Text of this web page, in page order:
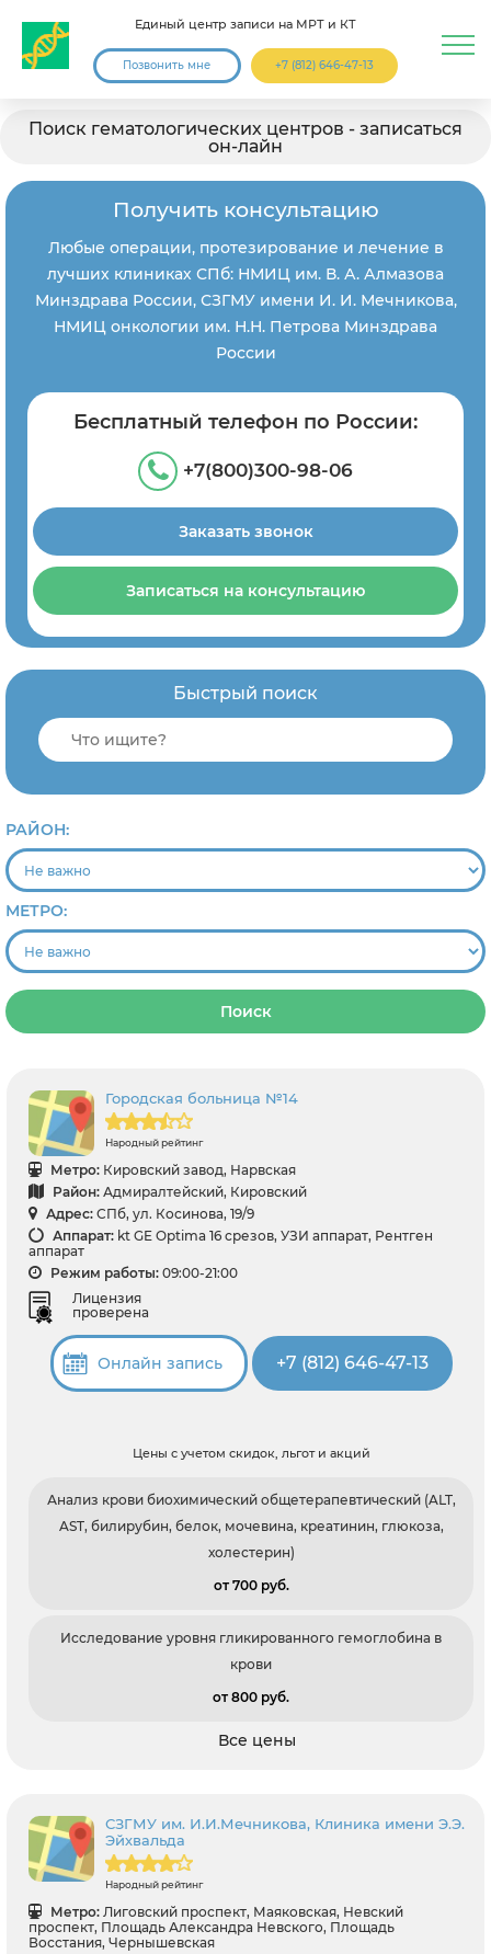
Единый центр записи на МРТ и КТ
Позвонить мне +7 (812) 646-47-13
Поиск гематологических центров - записаться
он-лайн
Получить консультацию
Любые операции, протезирование и лечение в
лучших клиниках СПб: НМИЦ им. В. А. Алмазова
Минздрава России, СЗГМУ имени И. И. Мечникова,
НМИЦ онкологии им. Н.Н. Петрова Минздрава
России
Бесплатный телефон по России:
+7(800)300-98-06
Заказать звонок
Записаться на консультацию
Быстрый поиск
РАЙОН:
МЕТРО:
Поиск
Городская больница №14
Народный рейтинг
Метро: Кировский завод, Нарвская
Район: Адмиралтейский, Кировский
Адрес: СПб, ул. Косинова, 19/9
Аппарат: kt GE Optima 16 срезов, УЗИ аппарат, Рентген
аппарат
Режим работы: 09:00-21:00
Лицензия
проверена
Онлайн запись +7 (812) 646-47-13
Цены с учетом скидок, льгот и акций
Анализ крови биохимический общетерапевтический (ALT,
AST, билирубин, белок, мочевина, креатинин, глюкоза,
холестерин)
от 700 pуб.
Исследование уровня гликированного гемоглобина в
крови
от 800 pуб.
Все цены
СЗГМУ им. И.И.Мечникова, Клиника имени Э.Э.
Эйхвальда
Народный рейтинг
Метро: Лиговский проспект, Маяковская, Невский
проспект, Площадь Александра Невского, Площадь
Восстания, Чернышевская